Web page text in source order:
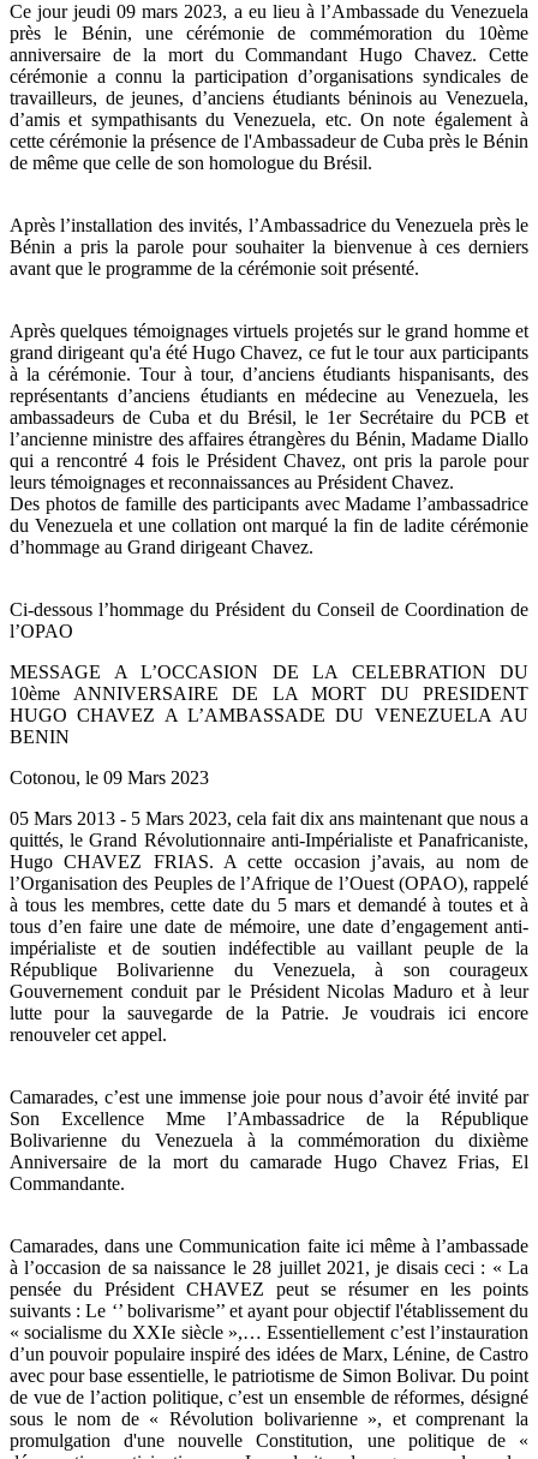
Ce jour jeudi 09 mars 2023, a eu lieu à l’Ambassade du Venezuela
près le Bénin, une cérémonie de commémoration du 10ème
anniversaire de la mort du Commandant Hugo Chavez. Cette
cérémonie a connu la participation d’organisations syndicales de
travailleurs, de jeunes, d’anciens étudiants béninois au Venezuela,
d’amis et sympathisants du Venezuela, etc. On note également à
cette cérémonie la présence de l'Ambassadeur de Cuba près le Bénin
de même que celle de son homologue du Brésil.
Après l’installation des invités, l’Ambassadrice du Venezuela près le
Bénin a pris la parole pour souhaiter la bienvenue à ces derniers
avant que le programme de la cérémonie soit présenté.
Après quelques témoignages virtuels projetés sur le grand homme et
grand dirigeant qu'a été Hugo Chavez, ce fut le tour aux participants
à la cérémonie. Tour à tour, d’anciens étudiants hispanisants, des
représentants d’anciens étudiants en médecine au Venezuela, les
ambassadeurs de Cuba et du Brésil, le 1er Secrétaire du PCB et
l’ancienne ministre des affaires étrangères du Bénin, Madame Diallo
qui a rencontré 4 fois le Président Chavez, ont pris la parole pour
leurs témoignages et reconnaissances au Président Chavez.
Des photos de famille des participants avec Madame l’ambassadrice
du Venezuela et une collation ont marqué la fin de ladite cérémonie
d’hommage au Grand dirigeant Chavez.
Ci-dessous l’hommage du Président du Conseil de Coordination de
l’OPAO
MESSAGE A L’OCCASION DE LA CELEBRATION DU
10ème ANNIVERSAIRE DE LA MORT DU PRESIDENT
HUGO CHAVEZ A L’AMBASSADE DU VENEZUELA AU
BENIN
Cotonou, le 09 Mars 2023
05 Mars 2013 - 5 Mars 2023, cela fait dix ans maintenant que nous a
quittés, le Grand Révolutionnaire anti-Impérialiste et Panafricaniste,
Hugo CHAVEZ FRIAS. A cette occasion j’avais, au nom de
l’Organisation des Peuples de l’Afrique de l’Ouest (OPAO), rappelé
à tous les membres, cette date du 5 mars et demandé à toutes et à
tous d’en faire une date de mémoire, une date d’engagement anti-
impérialiste et de soutien indéfectible au vaillant peuple de la
République Bolivarienne du Venezuela, à son courageux
Gouvernement conduit par le Président Nicolas Maduro et à leur
lutte pour la sauvegarde de la Patrie. Je voudrais ici encore
renouveler cet appel.
Camarades, c’est une immense joie pour nous d’avoir été invité par
Son Excellence Mme l’Ambassadrice de la République
Bolivarienne du Venezuela à la commémoration du dixième
Anniversaire de la mort du camarade Hugo Chavez Frias, El
Commandante.
Camarades, dans une Communication faite ici même à l’ambassade
à l’occasion de sa naissance le 28 juillet 2021, je disais ceci : « La
pensée du Président CHAVEZ peut se résumer en les points
suivants : Le ‘’ bolivarisme’’ et ayant pour objectif l'établissement du
« socialisme du XXIe siècle »,… Essentiellement c’est l’instauration
d’un pouvoir populaire inspiré des idées de Marx, Lénine, de Castro
avec pour base essentielle, le patriotisme de Simon Bolivar. Du point
de vue de l’action politique, c’est un ensemble de réformes, désigné
sous le nom de « Révolution bolivarienne », et comprenant la
promulgation d'une nouvelle Constitution, une politique de «